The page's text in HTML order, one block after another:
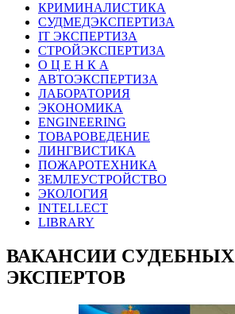
КРИМИНАЛИСТИКА
СУДМЕДЭКСПЕРТИЗА
IT ЭКСПЕРТИЗА
СТРОЙЭКСПЕРТИЗА
О Ц Е Н К А
АВТОЭКСПЕРТИЗА
ЛАБОРАТОРИЯ
ЭКОНОМИКА
ENGINEERING
ТОВАРОВЕДЕНИЕ
ЛИНГВИСТИКА
ПОЖАРОТЕХНИКА
ЗЕМЛЕУСТРОЙСТВО
ЭКОЛОГИЯ
INTELLECT
LIBRARY
ВАКАНСИИ СУДЕБНЫХ
ЭКСПЕРТОВ